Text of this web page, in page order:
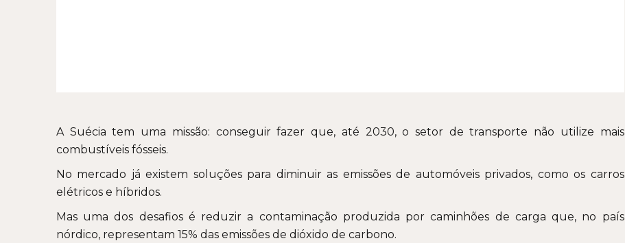
A Suécia tem uma missão: conseguir fazer que, até 2030, o setor de transporte não utilize mais
combustíveis fósseis.
No mercado já existem soluções para diminuir as emissões de automóveis privados, como os carros
elétricos e híbridos.
Mas uma dos desafios é reduzir a contaminação produzida por caminhões de carga que, no país
nórdico, representam 15% das emissões de dióxido de carbono.